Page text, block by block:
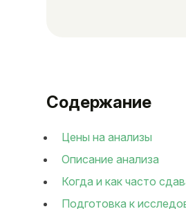
Содержание
Цены на анализы
Описание анализа
Когда и как часто
Подготовка к